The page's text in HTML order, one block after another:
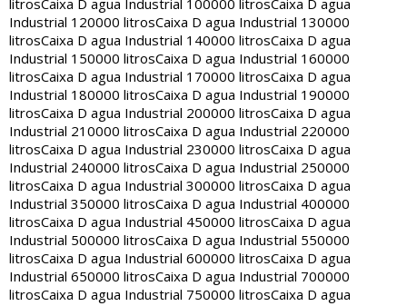
litrosCaixa D agua Industrial 100000 litrosCaixa D agua
Industrial 120000 litrosCaixa D agua Industrial 130000
litrosCaixa D agua Industrial 140000 litrosCaixa D agua
Industrial 150000 litrosCaixa D agua Industrial 160000
litrosCaixa D agua Industrial 170000 litrosCaixa D agua
Industrial 180000 litrosCaixa D agua Industrial 190000
litrosCaixa D agua Industrial 200000 litrosCaixa D agua
Industrial 210000 litrosCaixa D agua Industrial 220000
litrosCaixa D agua Industrial 230000 litrosCaixa D agua
Industrial 240000 litrosCaixa D agua Industrial 250000
litrosCaixa D agua Industrial 300000 litrosCaixa D agua
Industrial 350000 litrosCaixa D agua Industrial 400000
litrosCaixa D agua Industrial 450000 litrosCaixa D agua
Industrial 500000 litrosCaixa D agua Industrial 550000
litrosCaixa D agua Industrial 600000 litrosCaixa D agua
Industrial 650000 litrosCaixa D agua Industrial 700000
litrosCaixa D agua Industrial 750000 litrosCaixa D agua